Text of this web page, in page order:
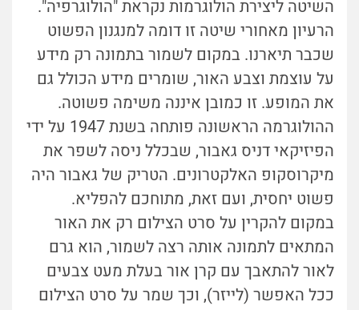
השיטה ליצירת הולוגרמות נקראת "הולוגרפיה".
הרעיון מאחורי שיטה זו דומה למנגנון הפשוט
שכבר תיארנו. במקום לשמור בתמונה רק מידע
על עוצמת וצבע האור, שומרים מידע הכולל גם
את המופע. זו כמובן איננה משימה פשוטה.
ההולוגרמה הראשונה פותחה בשנת 1947 על ידי
הפיזיקאי דניס גאבור, שבכלל ניסה לשפר את
מיקרוסקופ האלקטרונים. הטריק של גאבור היה
פשוט יחסית, ועם זאת, מתוחכם להפליא.
במקום להקרין על סרט הצילום רק את האור
המתאים לתמונה אותה רצה לשמור, הוא גרם
לאור להתאבך עם קרן אור בעלת מעט צבעים
ככל האפשר (לייזר), וכך שמר על סרט הצילום